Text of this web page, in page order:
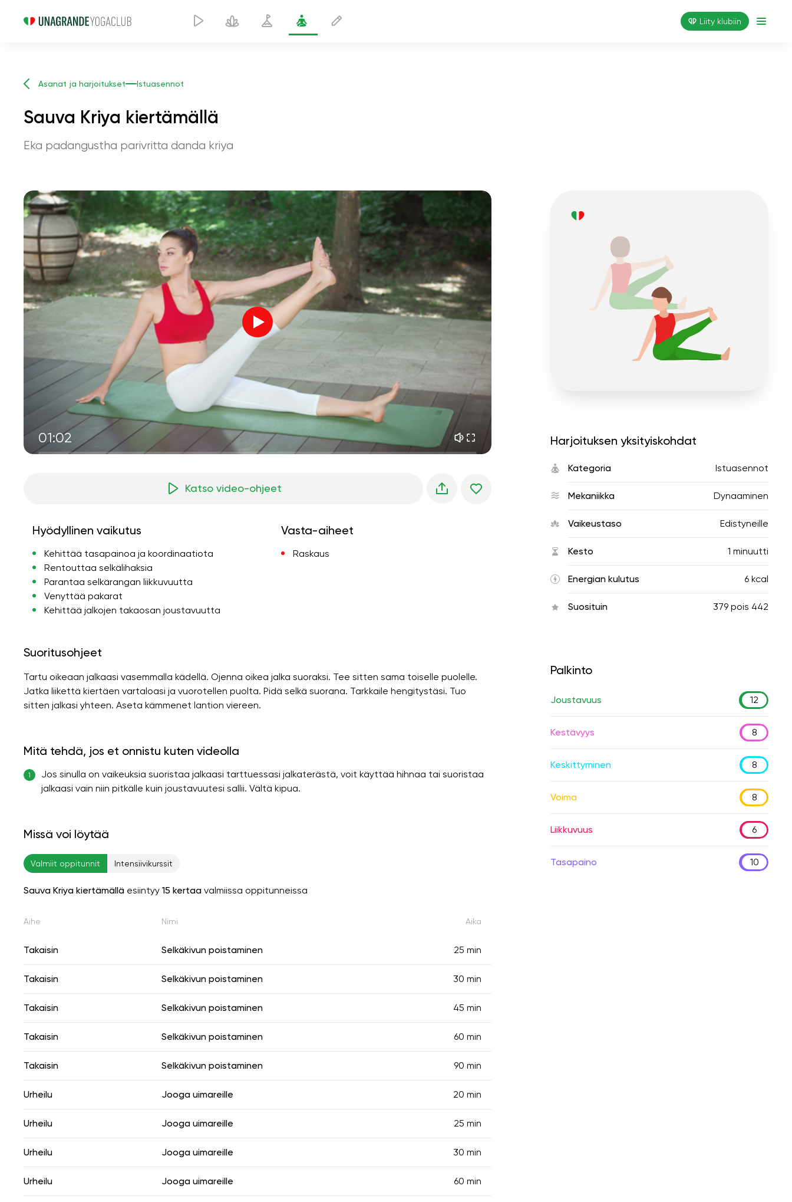
Liity klubiin
Asanat ja harjoitukset Istuasennot
Sauva Kriya kiertämällä
Eka padangustha parivritta danda kriya
01:02
Ohjaajan ääni
sielun lento
sisäinen rauha 01:27
aamun unelmat 01:34
metsän viileys 05:00
vuoren hiljaisuus
merituuli 02:00
tuulen ääni 02:00
02:00
Katso video-ohjeet
Hyödyllinen vaikutus
Kehittää tasapainoa ja koordinaatiota
Rentouttaa selkälihaksia
Parantaa selkärangan liikkuvuutta
Venyttää pakarat
Kehittää jalkojen takaosan joustavuutta
Vasta-aiheet
Raskaus
Suoritusohjeet
Tartu oikeaan jalkaasi vasemmalla kädellä. Ojenna oikea jalka suoraksi. Tee sitten sama toiselle puolelle.
Jatka liikettä kiertäen vartaloasi ja vuorotellen puolta. Pidä selkä suorana. Tarkkaile hengitystäsi. Tuo
sitten jalkasi yhteen. Aseta kämmenet lantion viereen.
Mitä tehdä, jos et onnistu kuten videolla
1
Jos sinulla on vaikeuksia suoristaa jalkaasi tarttuessasi jalkaterästä, voit käyttää hihnaa tai suoristaa
jalkaasi vain niin pitkälle kuin joustavuutesi sallii. Vältä kipua.
Missä voi löytää
Valmiit oppitunnit Intensiivikurssit
Sauva Kriya kiertämällä esiintyy 15 kertaa valmiissa oppitunneissa
Aihe Nimi Aika
Takaisin Selkäkivun poistaminen 25 min
Takaisin Selkäkivun poistaminen 30 min
Takaisin Selkäkivun poistaminen 45 min
Takaisin Selkäkivun poistaminen 60 min
Takaisin Selkäkivun poistaminen 90 min
Urheilu Jooga uimareille 20 min
Urheilu Jooga uimareille 25 min
Urheilu Jooga uimareille 30 min
Urheilu Jooga uimareille 60 min
Harjoituksen yksityiskohdat
Kategoria Istuasennot
Mekaniikka Dynaaminen
Vaikeustaso Edistyneille
Kesto 1 minuutti
Energian kulutus 6 kcal
Suosituin 379 pois 442
Palkinto
Joustavuus 12
Kestävyys 8
Keskittyminen 8
Voima 8
Liikkuvuus 6
Tasapaino 10